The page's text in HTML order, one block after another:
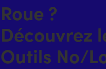
Roue ?
Découvrez
Outils No/